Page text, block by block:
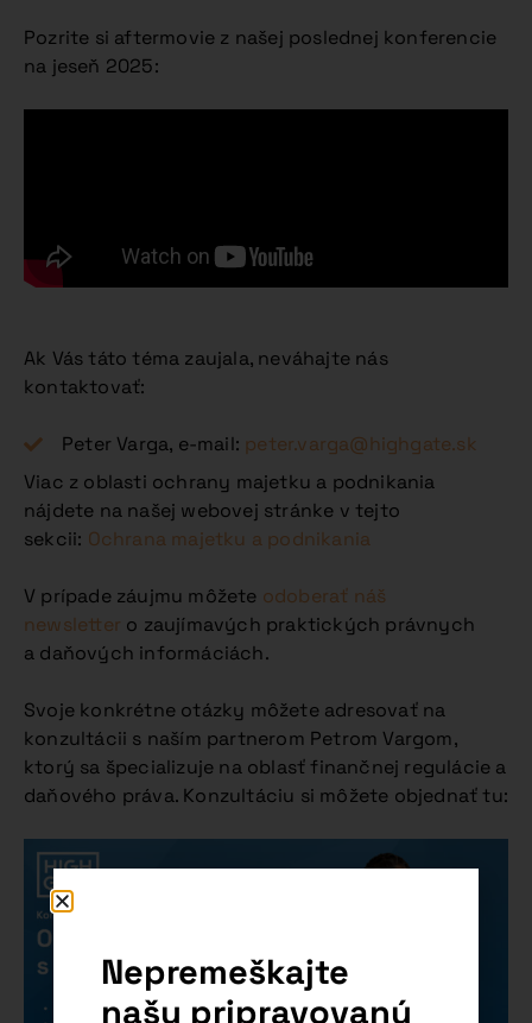
Pozrite si aftermovie z našej poslednej konferencie
na jeseň 2025:
Ak Vás táto téma zaujala, neváhajte nás
kontaktovať:
Peter Varga, e-mail: peter.varga@highgate.sk
Viac z oblasti ochrany majetku a podnikania
nájdete na našej webovej stránke v tejto
sekcii: Ochrana majetku a podnikania
V prípade záujmu môžete odoberať náš
newsletter o zaujímavých praktických právnych
a daňových informáciách.
Svoje konkrétne otázky môžete adresovať na
konzultácii s naším partnerom Petrom Vargom,
ktorý sa špecializuje na oblasť finančnej regulácie a
daňového práva. Konzultáciu si môžete objednať tu:
Nepremeškajte
našu pripravovanú